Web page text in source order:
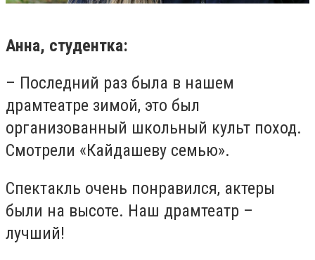
Анна, студентка:
– Последний раз была в нашем
драмтеатре зимой, это был
организованный школьный культ поход.
Смотрели «Кайдашеву семью».
Спектакль очень понравился, актеры
были на высоте. Наш драмтеатр –
лучший!